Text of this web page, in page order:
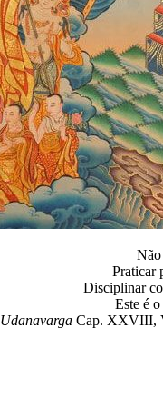
Praticar
Disciplinar
Este é
UdanavargaCap. XXVIII,